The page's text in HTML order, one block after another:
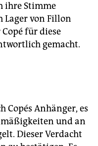
ihre Stimme
Lager von Fillon
für diese
gemacht.
Copés Anhänger, es
und an
Dieser Verdacht